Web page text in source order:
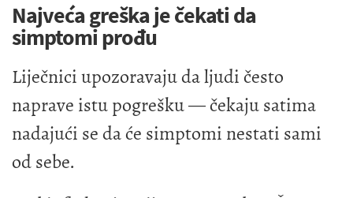
Najveća greška je čekati da
simptomi prođu
Liječnici upozoravaju da ljudi često
naprave istu pogrešku — čekaju satima
nadajući se da će simptomi nestati sami
od sebe.